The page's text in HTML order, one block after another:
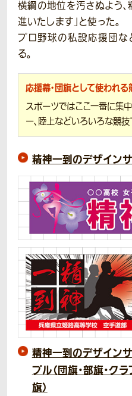
横綱の地位を汚さぬよう
進いたします」と使った。
プロ野球の私設応援団
る。
応援幕・団旗として使われ
スポーツではここ一番に集
ー、陸上などいろいろな競技
精神一到のデザインサ
精神一到のデザイン
プル（団旗・部旗・ク
旗）